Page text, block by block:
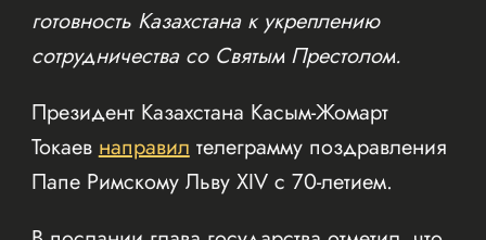
готовность Казахстана к укреплению
сотрудничества со Святым Престолом.
Президент Казахстана Касым-Жомарт
Токаевнаправилтелеграмму поздравления
Папе Римскому Льву XIV с 70-летием.